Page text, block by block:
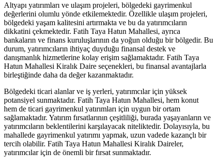
Altyapı yatırımları ve ulaşım projeleri, bölgedeki gayrimenkul
değerlerini olumlu yönde etkilemektedir. Özellikle ulaşım projeleri,
bölgedeki yaşam kalitesini artırmakta ve bu da yatırımcıların
dikkatini çekmektedir. Fatih Taya Hatun Mahallesi, ayrıca
bankaların ve finans kuruluşlarının da yoğun olduğu bir bölgedir. Bu
durum, yatırımcıların ihtiyaç duyduğu finansal destek ve
danışmanlık hizmetlerine kolay erişim sağlamaktadır. Fatih Taya
Hatun Mahallesi Kiralık Daire seçenekleri, bu finansal avantajlarla
birleştiğinde daha da değer kazanmaktadır.
Bölgedeki ticari alanlar ve iş yerleri, yatırımcılar için yüksek
potansiyel sunmaktadır. Fatih Taya Hatun Mahallesi, hem konut
hem de ticari gayrimenkul yatırımları için uygun bir ortam
sağlamaktadır. Yatırım fırsatlarının çeşitliliği, burada yaşayanların ve
yatırımcıların beklentilerini karşılayacak niteliktedir. Dolayısıyla, bu
mahallede gayrimenkul yatırımı yapmak, uzun vadede kazançlı bir
tercih olabilir. Fatih Taya Hatun Mahallesi Kiralık Daireler,
yatırımcılar için de önemli bir fırsat sunmaktadır.